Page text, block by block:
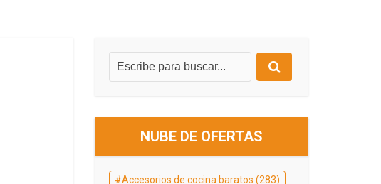
NUBE DE OFERTAS
Accesorios de cocina baratos (283)